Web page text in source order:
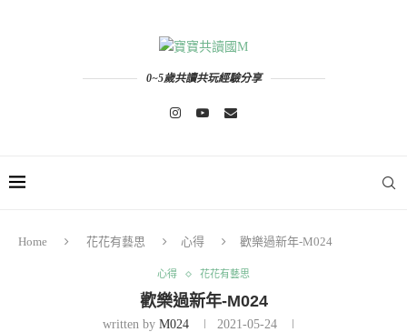
0~5歲共讀共玩經驗分享
Home 花花有藝思 心得 歡樂過新年-M024
心得 花花有藝思
歡樂過新年-M024
written by M024 2021-05-24